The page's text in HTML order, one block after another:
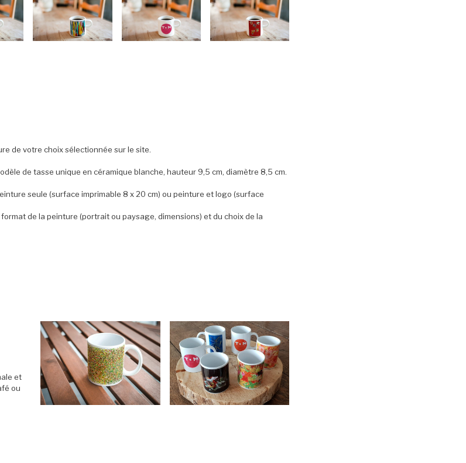
de votre choix sélectionnée sur le site.
de tasse unique en céramique blanche, hauteur 9,5 cm, diamètre 8,5 cm.
seule (surface imprimable 8 x 20 cm) ou peinture et logo (surface
de la peinture (portrait ou paysage, dimensions) et du choix de la
et
ou